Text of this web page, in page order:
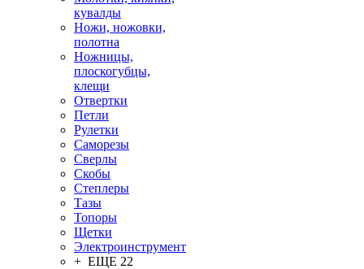
кувалды
Ножи, ножовки,
полотна
Ножницы,
плоскогубцы,
клещи
Отвертки
Петли
Рулетки
Саморезы
Сверлы
Скобы
Степлеры
Тазы
Топоры
Щетки
Электроинструмент
+ ЕЩЕ 22